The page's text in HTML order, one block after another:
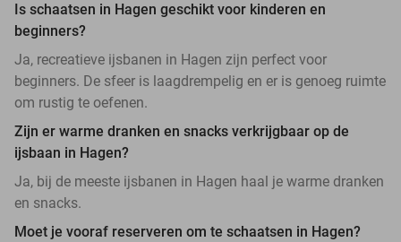
Is schaatsen in Hagen geschikt voor kinderen en
beginners?
Ja, recreatieve ijsbanen in Hagen zijn perfect voor
beginners. De sfeer is laagdrempelig en er is genoeg ruimte
om rustig te oefenen.
Zijn er warme dranken en snacks verkrijgbaar op de
ijsbaan in Hagen?
Ja, bij de meeste ijsbanen in Hagen haal je warme dranken
en snacks.
Moet je vooraf reserveren om te schaatsen in Hagen?